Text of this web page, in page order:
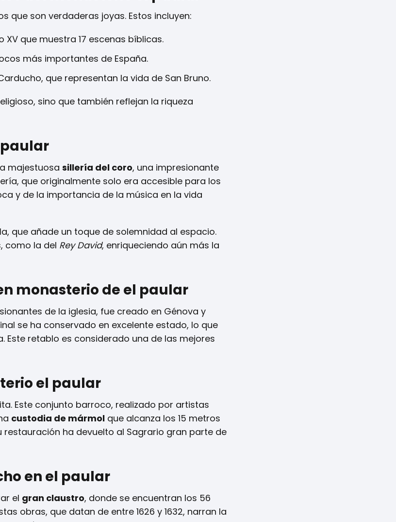
que son verdaderas joyas. Estos incluyen:
que muestra 17 escenas bíblicas.
más importantes de España.
que representan la vida de San Bruno.
sino que también reflejan la riqueza
majestuosa sillería del coro, una impresionante
que originalmente solo era accesible para los
y de la importancia de la música en la vida
que añade un toque de solemnidad al espacio.
como la del Rey David, enriqueciendo aún más la
monasterio de el paular
de la iglesia, fue creado en Génova y
se ha conservado en excelente estado, lo que
Este retablo es considerado una de las mejores
el paular
Este conjunto barroco, realizado por artistas
custodia de mármol que alcanza los 15 metros
ha devuelto al Sagrario gran parte de
en el paular
el gran claustro, donde se encuentran los 56
obras, que datan de entre 1626 y 1632, narran la